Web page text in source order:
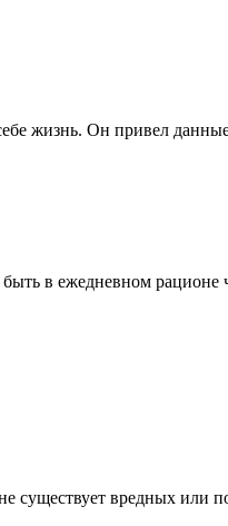
жизнь. Он привел
в ежедневном рационе
существует вредных или